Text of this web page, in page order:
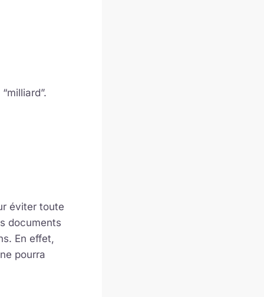
éviter toute
documents
En effet,
pourra